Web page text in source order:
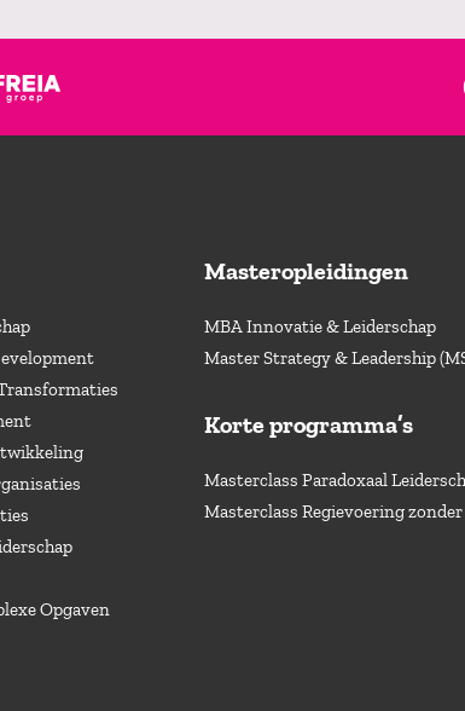
Opgaven
Masteropleidingen
MBA Innovatie & Leiderschap
Master Strategy & Leadership
Korte programma’s
Masterclass Paradoxaal
Masterclass Regievoering